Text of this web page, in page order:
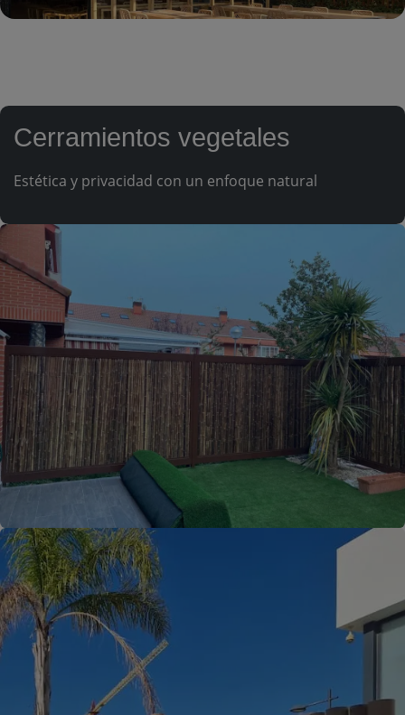
Cerramientos vegetales
Estética y privacidad con un enfoque natural